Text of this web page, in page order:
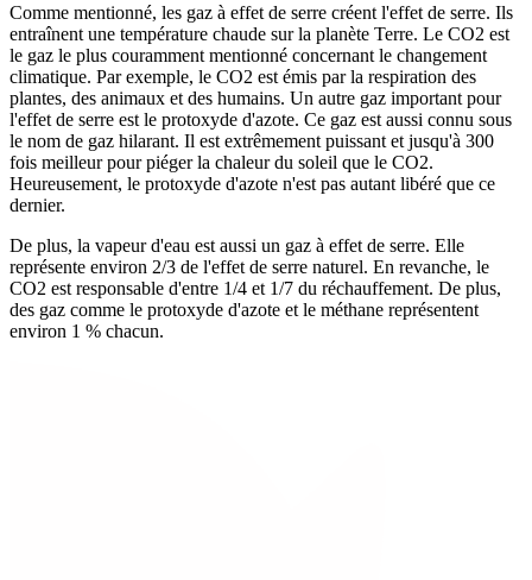
Comme mentionné, les gaz à effet de serre créent l'effet de serre. Ils
entraînent une température chaude sur la planète Terre. Le CO2 est
le gaz le plus couramment mentionné concernant le changement
climatique. Par exemple, le CO2 est émis par la respiration des
plantes, des animaux et des humains. Un autre gaz important pour
l'effet de serre est le protoxyde d'azote. Ce gaz est aussi connu sous
le nom de gaz hilarant. Il est extrêmement puissant et jusqu'à 300
fois meilleur pour piéger la chaleur du soleil que le CO2.
Heureusement, le protoxyde d'azote n'est pas autant libéré que ce
dernier.
De plus, la vapeur d'eau est aussi un gaz à effet de serre. Elle
représente environ 2/3 de l'effet de serre naturel. En revanche, le
CO2 est responsable d'entre 1/4 et 1/7 du réchauffement. De plus,
des gaz comme le protoxyde d'azote et le méthane représentent
environ 1 % chacun.